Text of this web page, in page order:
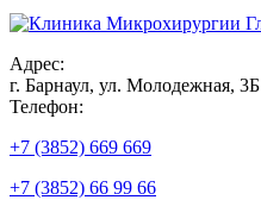
Адрес:
г. Барнаул, ул. Молодежная, 3Б
Телефон:
+7 (3852) 669 669
+7 (3852) 66 99 66